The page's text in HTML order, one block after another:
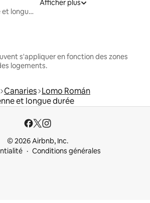
Locations moyenne et longue durée
Afficher plus
s'appliquer en fonction des zones
logements.
Canaries Lomo Román
et longue durée
© 2026 Airbnb, Inc.
Conditions générales